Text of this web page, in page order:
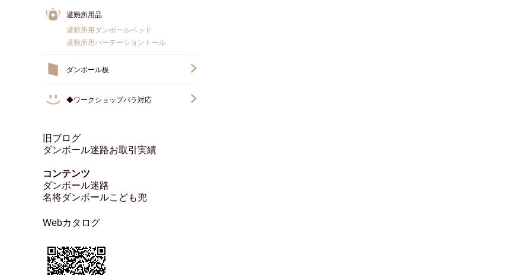
避難所用品
避難所用ダンボールベッド
避難所用パーテーショントール
ダンボール板
◆ワークショップバラ対応
旧ブログ
ダンボール迷路お取引実績
コンテンツ
ダンボール迷路
名将ダンボールこども兜
Webカタログ